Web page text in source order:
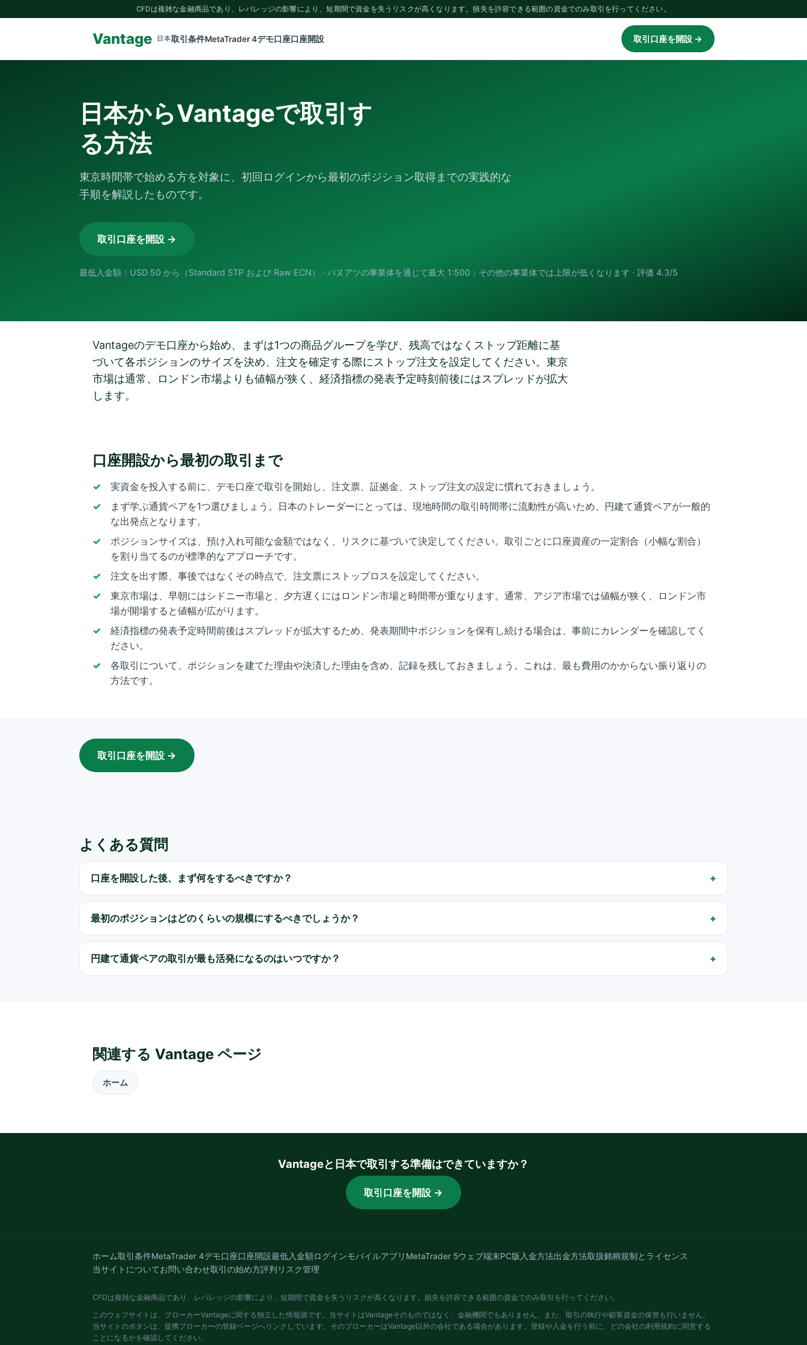
CFDは複雑な金融商品であり、レバレッジの影響により、短期間で資金を失うリスクが高くなります。損失を許容できる範囲の資金でのみ取引を行ってください。
Vantage 日本取引条件MetaTrader 4デモ口座口座開設 取引口座を開設 →
日本からVantageで取引す
る方法
東京時間帯で始める方を対象に、初回ログインから最初のポジション取得までの実践的な
手順を解説したものです。
取引口座を開設 →
最低入金額：USD 50 から（Standard STP および Raw ECN） · バヌアツの事業体を通じて最大 1:500；その他の事業体では上限が低くなります · 評価 4.3/5
Vantageのデモ口座から始め、まずは1つの商品グループを学び、残高ではなくストップ距離に基
づいて各ポジションのサイズを決め、注文を確定する際にストップ注文を設定してください。東京
市場は通常、ロンドン市場よりも値幅が狭く、経済指標の発表予定時刻前後にはスプレッドが拡大
します。
口座開設から最初の取引まで
実資金を投入する前に、デモ口座で取引を開始し、注文票、証拠金、ストップ注文の設定に慣れておきましょう。
まず学ぶ通貨ペアを1つ選びましょう。日本のトレーダーにとっては、現地時間の取引時間帯に流動性が高いため、円建て通貨ペアが一般的
な出発点となります。
ポジションサイズは、預け入れ可能な金額ではなく、リスクに基づいて決定してください。取引ごとに口座資産の一定割合（小幅な割合）
を割り当てるのが標準的なアプローチです。
注文を出す際、事後ではなくその時点で、注文票にストップロスを設定してください。
東京市場は、早朝にはシドニー市場と、夕方遅くにはロンドン市場と時間帯が重なります。通常、アジア市場では値幅が狭く、ロンドン市
場が開場すると値幅が広がります。
経済指標の発表予定時間前後はスプレッドが拡大するため、発表期間中ポジションを保有し続ける場合は、事前にカレンダーを確認してく
ださい。
各取引について、ポジションを建てた理由や決済した理由を含め、記録を残しておきましょう。これは、最も費用のかからない振り返りの
方法です。
取引口座を開設 →
よくある質問
口座を開設した後、まず何をするべきですか？
最初のポジションはどのくらいの規模にするべきでしょうか？
円建て通貨ペアの取引が最も活発になるのはいつですか？
関連する Vantage ページ
ホーム
Vantageと日本で取引する準備はできていますか？
取引口座を開設 →
ホーム取引条件MetaTrader 4デモ口座口座開設最低入金額ログインモバイルアプリ MetaTrader 5ウェブ端末PC版 入金方法出金方法取扱銘柄規制とライセンス
当サイトについてお問い合わせ取引の始め方評判 リスク管理
CFDは複雑な金融商品であり、レバレッジの影響により、短期間で資金を失うリスクが高くなります。損失を許容できる範囲の資金でのみ取引を行ってください。
このウェブサイトは、ブローカーVantageに関する独立した情報源です。当サイトはVantageそのものではなく、金融機関でもありません。また、取引の執行や顧客資金の保管も行いません。
当サイトのボタンは、提携ブローカーの登録ページへリンクしています。そのブローカーはVantage以外の会社である場合があります。登録や入金を行う前に、どの会社の利用規約に同意する
ことになるかを確認してください。